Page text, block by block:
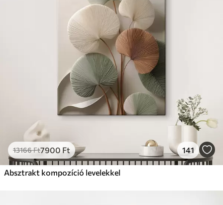
13166Ft7900 Ft 141
Absztrakt kompozíció levelekkel